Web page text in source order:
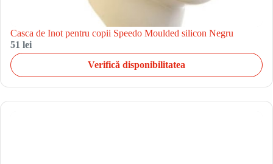
Casca de Inot pentru copii Speedo Moulded silicon Negru
51 lei
Verifică disponibilitatea